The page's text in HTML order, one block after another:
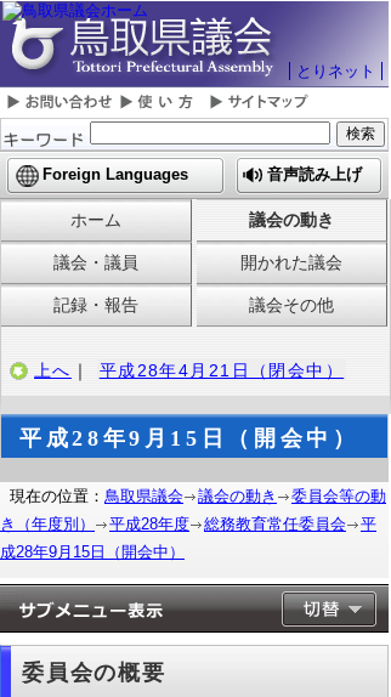
とりネット
Foreign Languages 音声読み上げ
ホーム 議会の動き
議会・議員 開かれた議会
記録・報告 議会その他
上へ ｜ 平成28年4月21日（閉会中）
平成28年9月15日（開会中）
現在の位置： 鳥取県議会 議会の動き
委員会等の動
き（年度別）
平成28年度 総務教育常任委員会
平
成28年9月15日（開会中）
委員会の概要